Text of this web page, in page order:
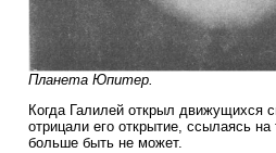
Планета Юпитер.
Когда Галилей открыл движущихся
отрицали его открытие, ссылаясь
больше быть не может.